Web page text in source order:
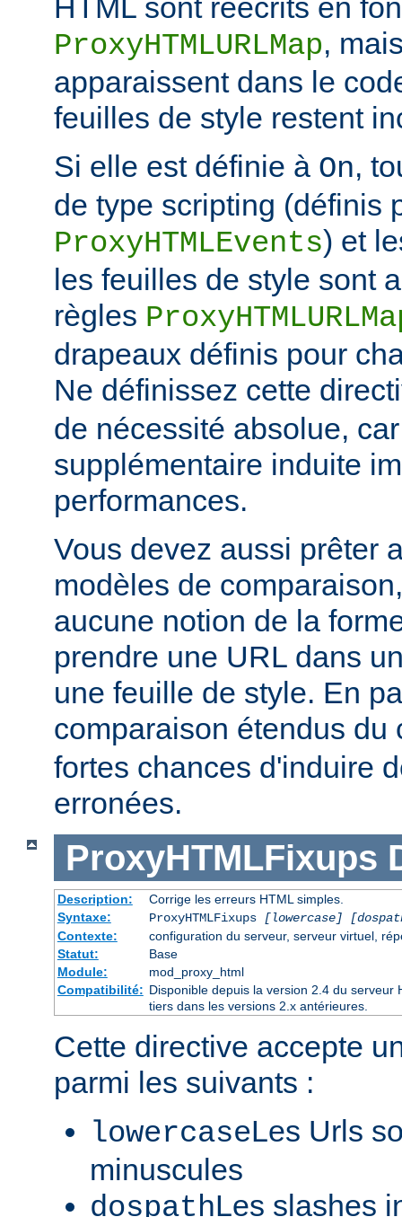
HTML sont réécrits en
ProxyHTMLURLMap,
apparaissent dans le
feuilles de style restent
Si elle est définie à On,
de type scripting (définis
ProxyHTMLEvents) et
les feuilles de style sont
règles
drapeaux définis pour
Ne définissez cette
de nécessité absolue,
supplémentaire induite
performances.
Vous devez aussi prêter
modèles de
aucune notion de la
prendre une URL dans
une feuille de style. En
comparaison étendus
fortes chances d'induire
erronées.
ProxyHTMLFixups
Description:
Corrige les erreurs HTML simples.
Syntaxe:
ProxyHTMLFixups
[lowercase]
Contexte:
configuration du serveur, serveur virtuel,
Statut:
Base
Module:
mod_proxy_html
Compatibilité: Disponible depuis la version 2.4 du serveur
tiers dans les versions 2.x antérieures.
Cette directive accepte
parmi les suivants :
lowercaseLes Urls
minuscules
dospathLes slashes